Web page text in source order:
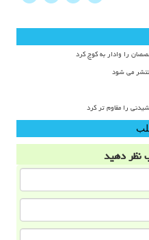
را وادار به کوچ کرد
می شود
را مقاوم تر کرد
نظر دهید